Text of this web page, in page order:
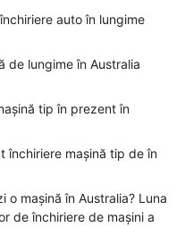
auto în lungime
de lungime în Australia
tip în prezent în
închiriere mașină tip de în
o mașină în Australia? Luna
de închiriere de mașini a